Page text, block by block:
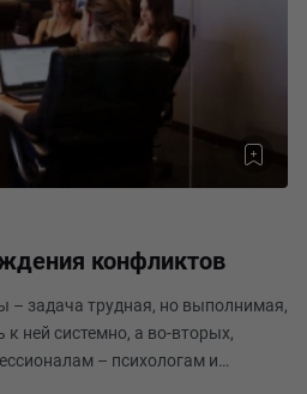
конфликтов
– задача трудная, но выполнимая,
к ней системно, а во-вторых,
– психологам и